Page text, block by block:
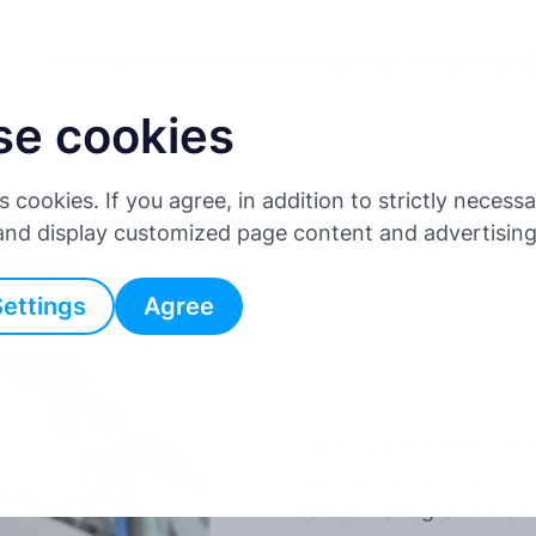
cookies
cookies. If you agree, in addition to strictly
display customized page content and
Agree
tău de zi cu zi pe
la 1,20 €